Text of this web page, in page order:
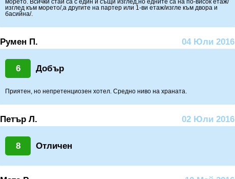
морето. Всички стаи са с един и същи изглед,но едните са на по-висок етаж/
изглед към морето/,а другите на партер или 1-ви етаж/изгле към двора и
басийна/.
Румен П. 04 Юли 2016
6 Добър
Приятен, но непретенциозен хотел. Средно ниво на храната.
Петър Л. 02 Юли 2016
8 Отличен